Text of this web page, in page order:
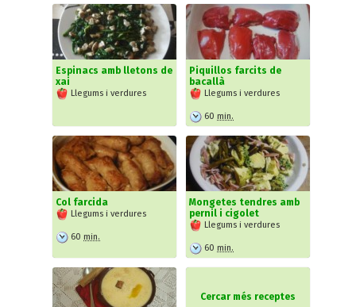
Espinacs amb lletons de
xai
Llegums i verdures
Piquillos farcits de
bacallà
Llegums i verdures
60 min.
Col farcida
Llegums i verdures
60 min.
Mongetes tendres amb
pernil i cigolet
Llegums i verdures
60 min.
Cercar més receptes